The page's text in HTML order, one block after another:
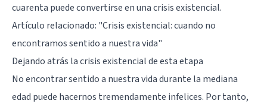
cuarenta puede convertirse en una crisis existencial.
Artículo relacionado: "Crisis existencial: cuando no
encontramos sentido a nuestra vida"
Dejando atrás la crisis existencial de esta etapa
No encontrar sentido a nuestra vida durante la mediana
edad puede hacernos tremendamente infelices. Por tanto,